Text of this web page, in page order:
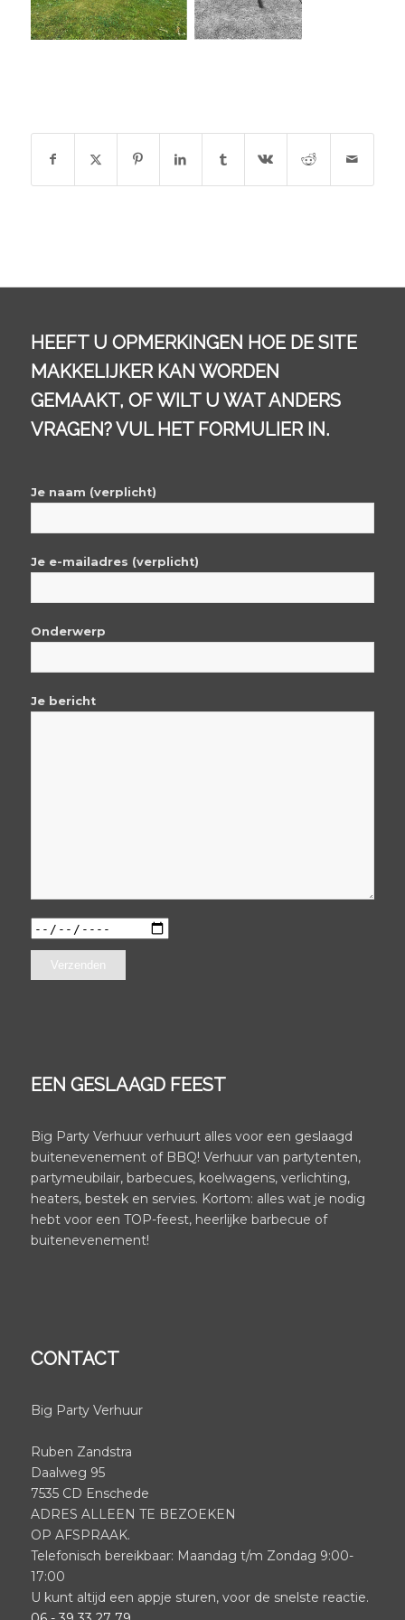
HEEFT U OPMERKINGEN HOE DE SITE
MAKKELIJKER KAN WORDEN
GEMAAKT, OF WILT U WAT ANDERS
VRAGEN? VUL HET FORMULIER IN.
Je naam (verplicht)
Je e-mailadres (verplicht)
Onderwerp
Je bericht
EEN GESLAAGD FEEST
Big Party Verhuur verhuurt alles voor een geslaagd
buitenevenement of BBQ! Verhuur van partytenten,
partymeubilair, barbecues, koelwagens, verlichting,
heaters, bestek en servies. Kortom: alles wat je nodig
hebt voor een TOP-feest, heerlijke barbecue of
buitenevenement!
CONTACT
Big Party Verhuur
Ruben Zandstra
Daalweg 95
7535 CD Enschede
ADRES ALLEEN TE BEZOEKEN
OP AFSPRAAK.
Telefonisch bereikbaar: Maandag t/m Zondag 9:00-
17:00
U kunt altijd een appje sturen, voor de snelste reactie.